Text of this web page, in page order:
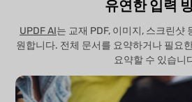
유연한 입력
UPDF AI는 교재 PDF, 이미지, 스크린샷
원합니다. 전체 문서를 요약하거나 필요
요약할 수 있습니